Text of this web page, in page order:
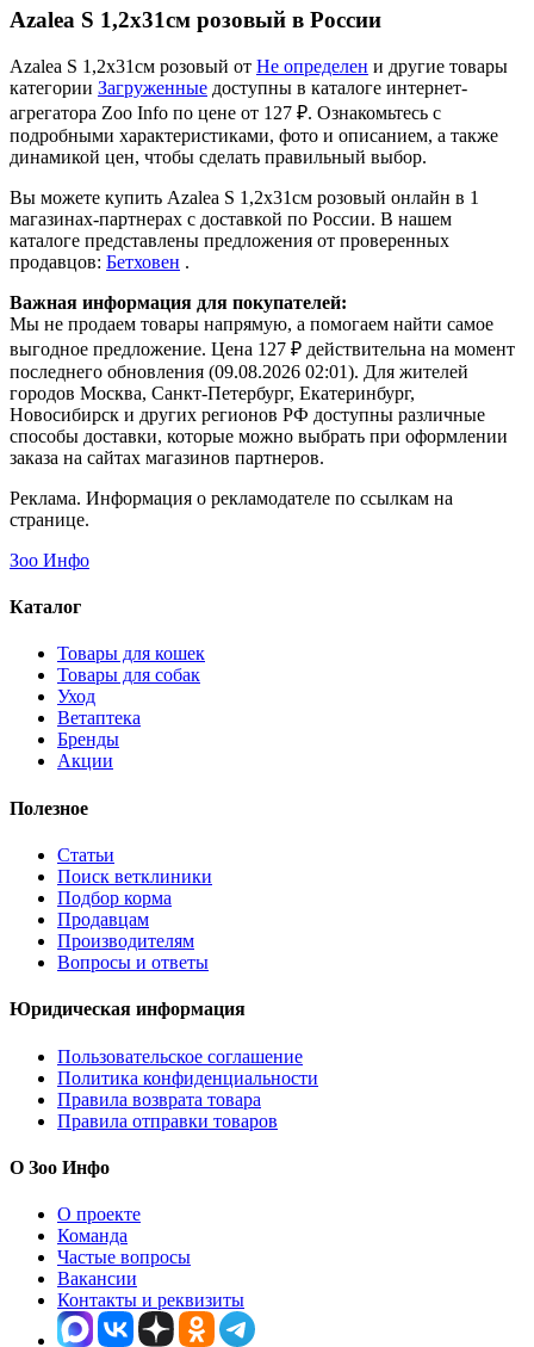
Azalea S 1,2х31см розовый в России
Azalea S 1,2х31см розовый от Не определен и другие товары
категории Загруженные доступны в каталоге интернет-
агрегатора Zoo Info по цене от 127 ₽. Ознакомьтесь с
подробными характеристиками, фото и описанием, а также
динамикой цен, чтобы сделать правильный выбор.
Вы можете купить Azalea S 1,2х31см розовый онлайн в 1
магазинах-партнерах с доставкой по России. В нашем
каталоге представлены предложения от проверенных
продавцов: Бетховен .
Важная информация для покупателей:
Мы не продаем товары напрямую, а помогаем найти самое
выгодное предложение. Цена 127 ₽ действительна на момент
последнего обновления (09.08.2026 02:01). Для жителей
городов Москва, Санкт-Петербург, Екатеринбург,
Новосибирск и других регионов РФ доступны различные
способы доставки, которые можно выбрать при оформлении
заказа на сайтах магазинов партнеров.
Реклама. Информация о рекламодателе по ссылкам на
странице.
Зоо Инфо
Каталог
Товары для кошек
Товары для собак
Уход
Ветаптека
Бренды
Акции
Полезное
Статьи
Поиск ветклиники
Подбор корма
Продавцам
Производителям
Вопросы и ответы
Юридическая информация
Пользовательское соглашение
Политика конфиденциальности
Правила возврата товара
Правила отправки товаров
О Зоо Инфо
О проекте
Команда
Частые вопросы
Вакансии
Контакты и реквизиты